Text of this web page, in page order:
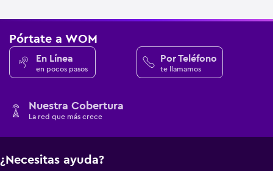
Pórtate a WOM
En Línea
en pocos pasos
Por Teléfono
te llamamos
Nuestra Cobertura
La red que más crece
¿Necesitas ayuda?